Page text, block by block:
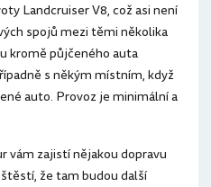
Landcruiser V8, což asi není
spojů mezi těmi několika
kromě půjčeného auta
s někým místním, když
auto. Provoz je minimální a
vám zajistí nějakou dopravu
že tam budou další